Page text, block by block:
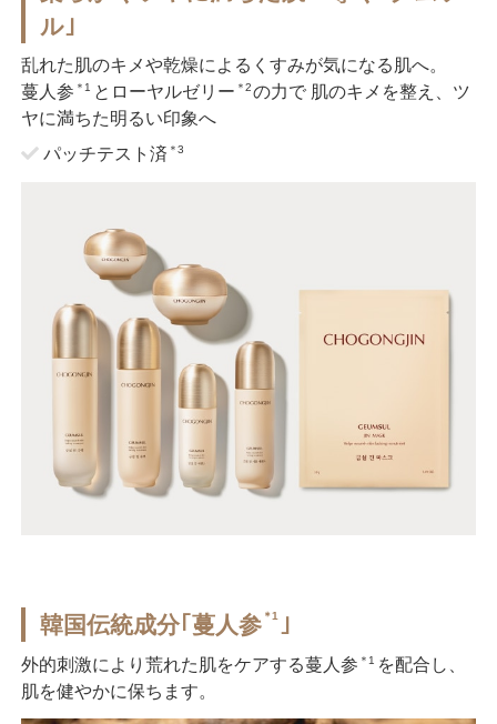
ル｣
乱れた肌のキメや乾燥によるくすみが気になる肌へ。
蔓人参 ＊1 とローヤルゼリー ＊2の力で 肌のキメを整え、ツ
ヤに満ちた明るい印象へ
パッチテスト済 ＊3
韓国伝統成分｢蔓人参 ＊1 ｣
外的刺激により荒れた肌をケアする蔓人参 ＊1 を配合し、
肌を健やかに保ちます。